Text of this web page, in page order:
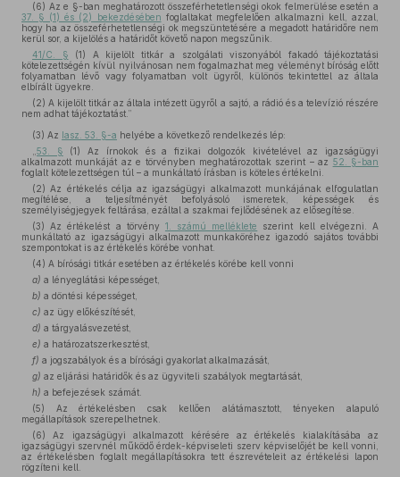
(6) Az e §-ban meghatározott összeférhetetlenségi okok felmerülése esetén a
37. § (1) és (2) bekezdésében foglaltakat megfelelően alkalmazni kell, azzal,
hogy ha az összeférhetetlenségi ok megszüntetésére a megadott határidőre nem
kerül sor, a kijelölés a határidőt követő napon megszűnik.
41/C. § (1) A kijelölt titkár a szolgálati viszonyából fakadó tájékoztatási
kötelezettségén kívül nyilvánosan nem fogalmazhat meg véleményt bíróság előtt
folyamatban lévő vagy folyamatban volt ügyről, különös tekintettel az általa
elbírált ügyekre.
(2) A kijelölt titkár az általa intézett ügyről a sajtó, a rádió és a televízió részére
nem adhat tájékoztatást.”
(3) Az Iasz. 53. §-a helyébe a következő rendelkezés lép:
53. § (1) Az írnokok és a fizikai dolgozók kivételével az igazságügyi
alkalmazott munkáját az e törvényben meghatározottak szerint – az 52. §-ban
foglalt kötelezettségen túl – a munkáltató írásban is köteles értékelni.
(2) Az értékelés célja az igazságügyi alkalmazott munkájának elfogulatlan
megítélése, a teljesítményét befolyásoló ismeretek, képességek és
személyiségjegyek feltárása, ezáltal a szakmai fejlődésének az elősegítése.
(3) Az értékelést a törvény 1. számú melléklete
szerint kell elvégezni. A
munkáltató az igazságügyi alkalmazott munkaköréhez igazodó sajátos további
szempontokat is az értékelés körébe vonhat.
(4) A bírósági titkár esetében az értékelés körébe kell vonni
a) a lényeglátási képességet,
b) a döntési képességet,
c) az ügy előkészítését,
d) a tárgyalásvezetést,
e) a határozatszerkesztést,
f) a jogszabályok és a bírósági gyakorlat alkalmazását,
g) az eljárási határidők és az ügyviteli szabályok megtartását,
h) a befejezések számát.
(5) Az értékelésben csak kellően alátámasztott, tényeken alapuló
megállapítások szerepelhetnek.
(6) Az igazságügyi alkalmazott kérésére az értékelés kialakításába az
igazságügyi szervnél működő érdek-képviseleti szerv képviselőjét be kell vonni,
az értékelésben foglalt megállapításokra tett észrevételeit az értékelési lapon
rögzíteni kell.